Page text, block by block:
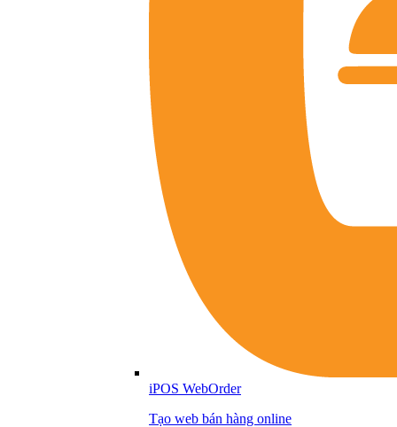
iPOS WebOrder
Tạo web bán hàng online